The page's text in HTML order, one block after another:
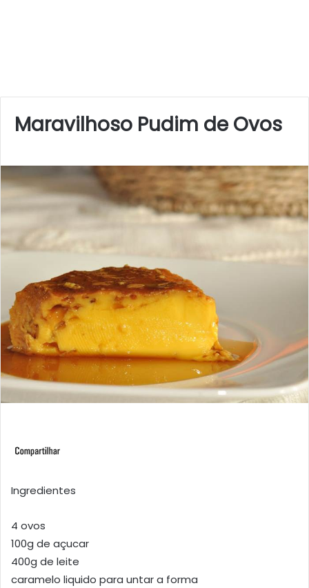
Maravilhoso Pudim de Ovos
Ingredientes
4 ovos
100g de açucar
400g de leite
caramelo liquido para untar a forma